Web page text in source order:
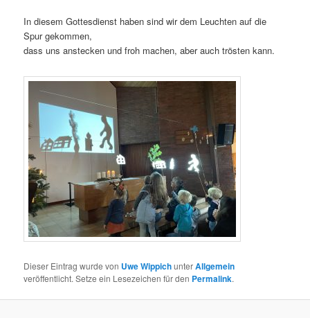
In diesem Gottesdienst haben sind wir dem Leuchten auf die
Spur gekommen,
dass uns anstecken und froh machen, aber auch trösten kann.
Dieser Eintrag wurde von Uwe WippichunterAllgemein
veröffentlicht. Setze ein Lesezeichen für den Permalink.